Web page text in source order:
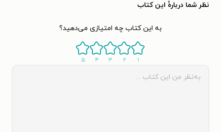
نظر شما دربارهٔ این کتاب
به این کتاب چه امتیازی می‌دهید؟
۱ ۲ ۳ ۴ ۵